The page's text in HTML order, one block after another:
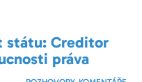
státu: Creditor
práva